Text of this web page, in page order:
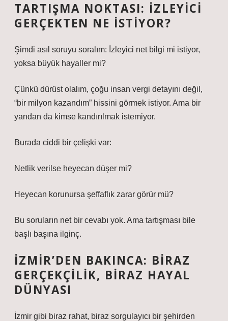
TARTIŞMA NOKTASI: İZLEYICI
GERÇEKTEN NE İSTIYOR?
Şimdi asıl soruyu soralım: İzleyici net bilgi mi istiyor,
yoksa büyük hayaller mi?
Çünkü dürüst olalım, çoğu insan vergi detayını değil,
“bir milyon kazandım” hissini görmek istiyor. Ama bir
yandan da kimse kandırılmak istemiyor.
Burada ciddi bir çelişki var:
Netlik verilse heyecan düşer mi?
Heyecan korunursa şeffaflık zarar görür mü?
Bu soruların net bir cevabı yok. Ama tartışması bile
başlı başına ilginç.
İZMIR’DEN BAKINCA: BIRAZ
GERÇEKÇILIK, BIRAZ HAYAL
DÜNYASI
İzmir gibi biraz rahat, biraz sorgulayıcı bir şehirden